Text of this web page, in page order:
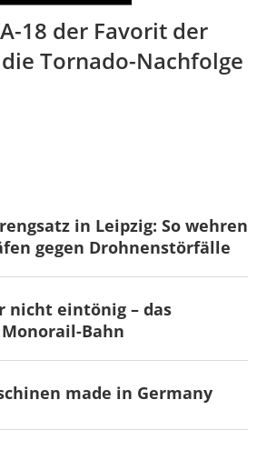
18 der Favorit der
Tornado-Nachfolge
in Leipzig: So wehren
gegen Drohnenstörfälle
nicht eintönig – das
Bahn
made in Germany